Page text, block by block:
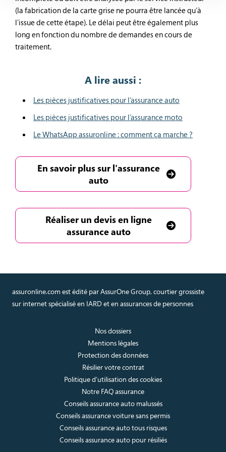
(la fabrication de la carte grise ne pourra être lancée qu’à
l’issue de cette étape). Le délai peut être également plus
long en fonction du nombre de demandes en cours de
traitement.
A lire aussi :
Les pièces justificatives pour l’assurance auto
Les pièces justificatives pour l’assurance moto
Le WhatsApp assuronline : comment ça marche ?
En savoir plus sur l'assurance
auto
Réaliser un devis en ligne
assurance auto
assuronline.com est édité par AssurOne Group, courtier grossiste
sur internet spécialisé en IARD et en assurances de personnes
Nos dossiers
Mentions légales
Protection des données
Résilier votre contrat
Politique d’utilisation des cookies
Notre FAQ assurance
Conseils assurance auto malussés
Conseils assurance voiture sans permis
Conseils assurance auto tous risques
Conseils assurance auto pour résiliés